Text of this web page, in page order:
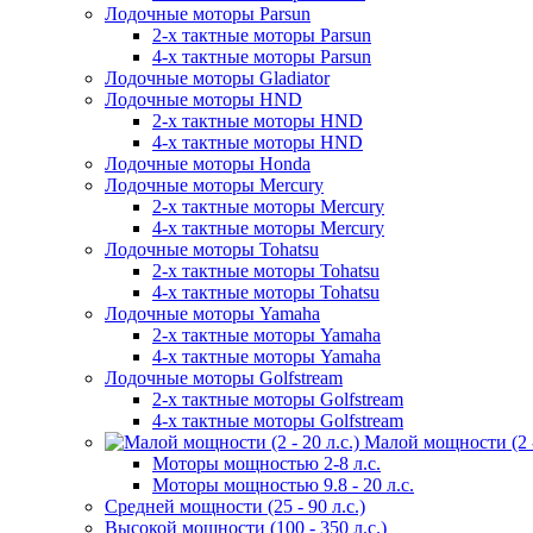
Лодочные моторы Parsun
2-х тактные моторы Parsun
4-х тактные моторы Parsun
Лодочные моторы Gladiator
Лодочные моторы HND
2-х тактные моторы HND
4-х тактные моторы HND
Лодочные моторы Honda
Лодочные моторы Mercury
2-х тактные моторы Mercury
4-х тактные моторы Mercury
Лодочные моторы Tohatsu
2-х тактные моторы Tohatsu
4-х тактные моторы Tohatsu
Лодочные моторы Yamaha
2-х тактные моторы Yamaha
4-х тактные моторы Yamaha
Лодочные моторы Golfstream
2-х тактные моторы Golfstream
4-х тактные моторы Golfstream
Малой мощности (2
Моторы мощностью 2-8 л.с.
Моторы мощностью 9.8 - 20 л.с.
Средней мощности (25 - 90 л.с.)
Высокой мощности (100 - 350 л.с.)